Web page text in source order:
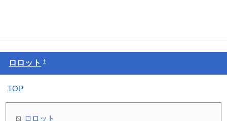
ロロット †
TOP
ロロット